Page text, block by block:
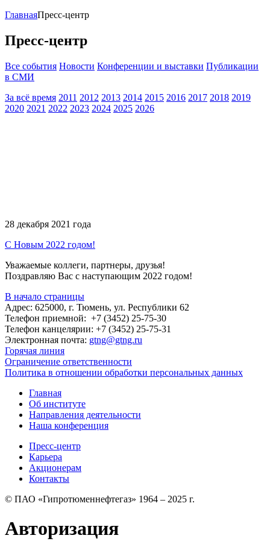
ГлавнаяПресс-центр
Пресс-центр
Все события Новости Конференции и выставки Публикации
в СМИ
За всё время 2011 2012 2013 2014 2015 2016 2017 2018 2019
2020 2021 2022 2023 2024 2025 2026
28 декабря 2021 года
С Новым 2022 годом!
Уважаемые коллеги, партнеры, друзья!
Поздравляю Вас с наступающим 2022 годом!
В начало страницы
Адрес: 625000, г. Тюмень, ул. Республики 62
Телефон приемной: +7 (3452) 25-75-30
Телефон канцелярии: +7 (3452) 25-75-31
Электронная почта: gtng@gtng.ru
Горячая линия
Ограничение ответственности
Политика в отношении обработки персональных данных
Главная
Об институте
Направления деятельности
Наша конференция
Пресс-центр
Карьера
Акционерам
Контакты
© ПАО «Гипротюменнефтегаз» 1964 – 2025 г.
Авторизация